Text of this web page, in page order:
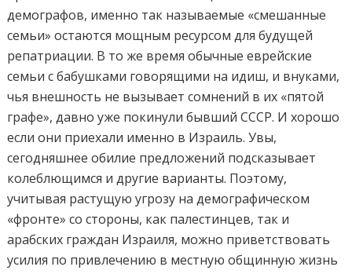
демографов, именно так называемые «смешанные
семьи» остаются мощным ресурсом для будущей
репатриации. В то же время обычные еврейские
семьи с бабушками говорящими на идиш, и внуками,
чья внешность не вызывает сомнений в их «пятой
графе», давно уже покинули бывший СССР. И хорошо
если они приехали именно в Израиль. Увы,
сегодняшнее обилие предложений подсказывает
колеблющимся и другие варианты. Поэтому,
учитывая растущую угрозу на демографическом
«фронте» со стороны, как палестинцев, так и
арабских граждан Израиля, можно приветствовать
усилия по привлечению в местную общинную жизнь